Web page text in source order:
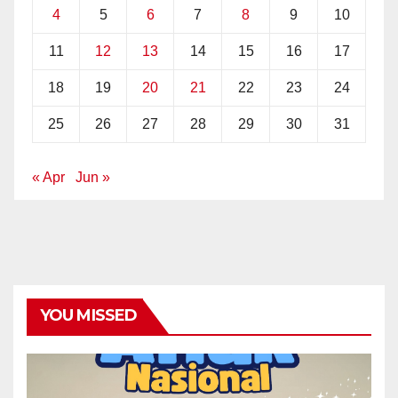
4 5 6 7 8 9 10
11 12 13 14 15 16 17
18 19 20 21 22 23 24
25 26 27 28 29 30 31
« Apr Jun »
YOU MISSED